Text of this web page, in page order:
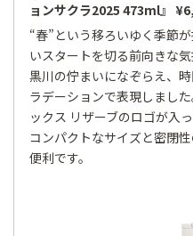
ョンサクラ2025 473ml』
“春”という移ろいゆく季節
いスタートを切る前向きな
黒川の佇まいになぞらえ、
ラデーションで表現しまし
ックス リザーブのロゴが入
コンパクトなサイズと密閉
便利です。